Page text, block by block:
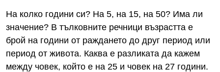
На колко години си? На 5, на 15, на 50? Има ли
значение? В тълковните речници възрастта е
брой на години от раждането до друг период или
период от живота. Каква е разликата да кажем
между човек, който е на 25 и човек на 27 години.